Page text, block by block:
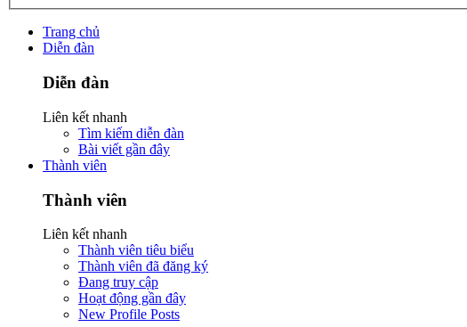
Trang chủ
Diễn đàn
Diễn đàn
Liên kết nhanh
Tìm kiếm diễn đàn
Bài viết gần đây
Thành viên
Thành viên
Liên kết nhanh
Thành viên tiêu biểu
Thành viên đã đăng ký
Đang truy cập
Hoạt động gần đây
New Profile Posts